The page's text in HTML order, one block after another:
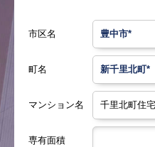
市区名
町名
マンション名
専有面積